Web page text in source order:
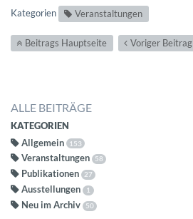
Kategorien Veranstaltungen
Beitrags Hauptseite Voriger Beitrag
ALLE BEITRÄGE
KATEGORIEN
Allgemein 153
Veranstaltungen 58
Publikationen 27
Ausstellungen 1
Neu im Archiv 50